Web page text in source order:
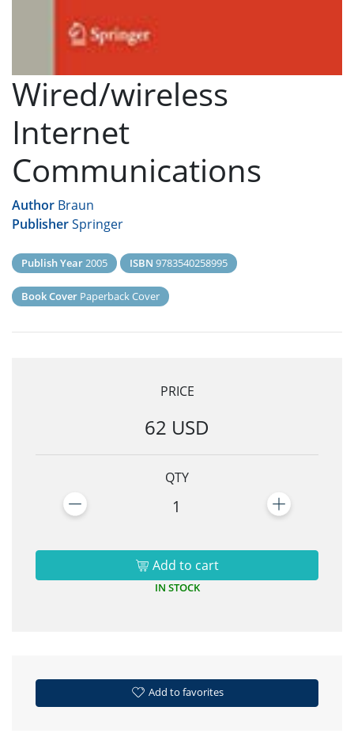
Wired/wireless
Internet
Communications
Author Braun
PublisherSpringer
Publish Year2005 ISBN 9783540258995
Book Cover Paperback Cover
PRICE
62 USD
QTY
1
Add to cart
IN STOCK
Add to favorites